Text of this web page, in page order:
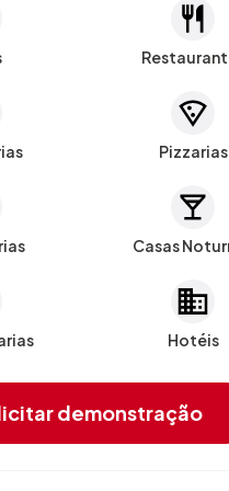
Pizzarias
Casas
Hotéis
demonstração